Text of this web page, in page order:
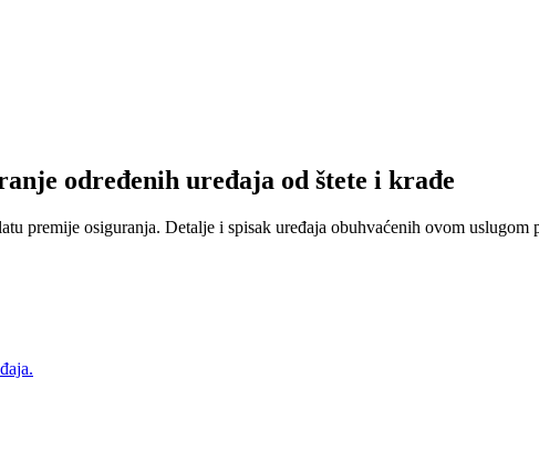
određenih uređaja od štete i krađe
premije osiguranja. Detalje i spisak uređaja obuhvaćenih ovom uslugom